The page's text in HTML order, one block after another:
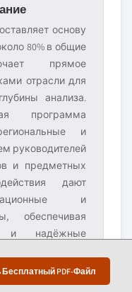
PDF-Файл
основу
80% в общие
прямое
отрасли для
анализа.
программа
и
руководителей
и предметных
дают
и
обеспечивая
и надёжные